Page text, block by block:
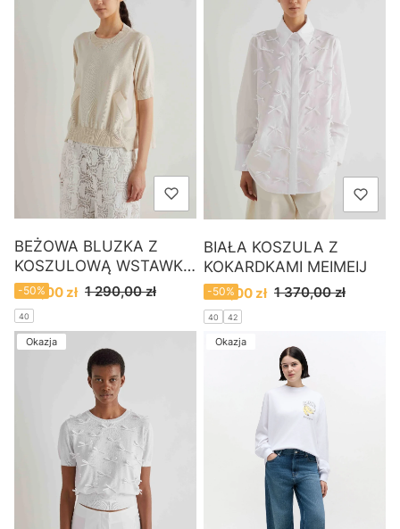
BEŻOWA BLUZKA Z
KOSZULOWĄ WSTAWKĄ
MEIMEIJ
Cena promocyjna
650,00 zł 1 290,00 zł
-50%
40
BIAŁA KOSZULA Z
KOKARDKAMI MEIMEIJ
Cena promocyjna
690,00 zł 1 370,00 zł
-50%
40 42
Okazja Okazja